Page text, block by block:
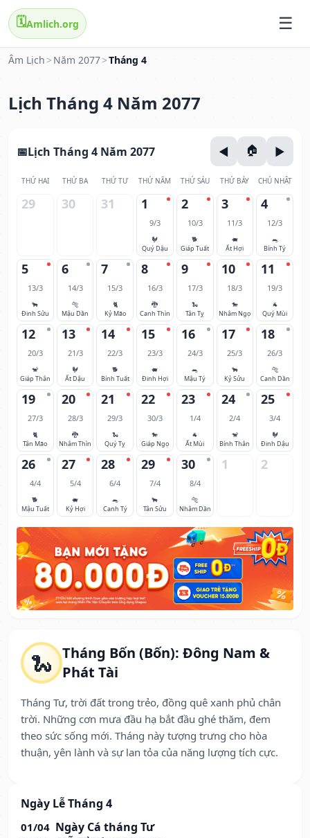
🗓️Amlich.org
Âm Lịch > Năm 2077>Tháng 4
Lịch Tháng 4 Năm 2077
🐍 Tháng Bốn (Bốn): Đông Nam &
Phát Tài
Tháng Tư, trời đất trong trẻo, đồng quê xanh phủ chân
trời. Những cơn mưa đầu hạ bắt đầu ghé thăm, đem
theo sức sống mới. Tháng này tượng trưng cho hòa
thuận, yên lành và sự lan tỏa của năng lượng tích cực.
Ngày Lễ Tháng 4
01/04 Ngày Cá tháng Tư
Lịch Tháng 4 Năm 2077
THỨ HAI THỨ BA THỨ TƯ THỨ NĂM THỨ SÁU THỨ BẢY CHỦ NHẬT
29 30 31 1
9/3
🐓
Quý Dậu
2
10/3
🐕
Giáp Tuất
3
11/3
🐖
Ất Hợi
4
12/3
🐀
Bính Tý
5
13/3
🐂
Đinh Sửu
6
14/3
🐅
Mậu Dần
7
15/3
🐈
Kỷ Mão
8
16/3
🐉
Canh Thìn
9
17/3
🐍
Tân Tỵ
10
18/3
🐎
Nhâm Ngọ
11
19/3
🐐
Quý Mùi
12
20/3
🐒
Giáp Thân
13
21/3
🐓
Ất Dậu
14
22/3
🐕
Bính Tuất
15
23/3
🐖
Đinh Hợi
16
24/3
🐀
Mậu Tý
17
25/3
🐂
Kỷ Sửu
18
26/3
🐅
Canh Dần
19
27/3
🐈
Tân Mão
20
28/3
🐉
Nhâm Thìn
21
29/3
🐍
Quý Tỵ
22
30/3
🐎
Giáp Ngọ
23
1/4
🐐
Ất Mùi
24
2/4
🐒
Bính Thân
25
3/4
🐓
Đinh Dậu
26
4/4
🐕
Mậu Tuất
27
5/4
🐖
Kỷ Hợi
28
6/4
🐀
Canh Tý
29
7/4
🐂
Tân Sửu
30
8/4
🐅
Nhâm Dần
1 2